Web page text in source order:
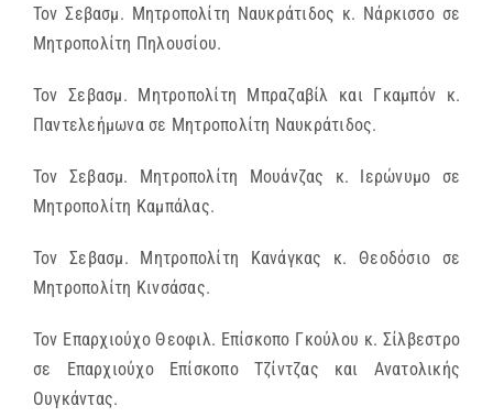
Τον Σεβασμ. Μητροπολίτη Ναυκράτιδος κ. Νάρκισσο σε
Μητροπολίτη Πηλουσίου.
Τον Σεβασμ. Μητροπολίτη Μπραζαβίλ και Γκαμπόν κ.
Παντελεήμωνα σε Μητροπολίτη Ναυκράτιδος.
Τον Σεβασμ. Μητροπολίτη Μουάνζας κ. Ιερώνυμο σε
Μητροπολίτη Καμπάλας.
Τον Σεβασμ. Μητροπολίτη Κανάγκας κ. Θεοδόσιο σε
Μητροπολίτη Κινσάσας.
Τον Επαρχιούχο Θεοφιλ. Επίσκοπο Γκούλου κ. Σίλβεστρο
σε Επαρχιούχο Επίσκοπο Τζίντζας και Ανατολικής
Ουγκάντας.